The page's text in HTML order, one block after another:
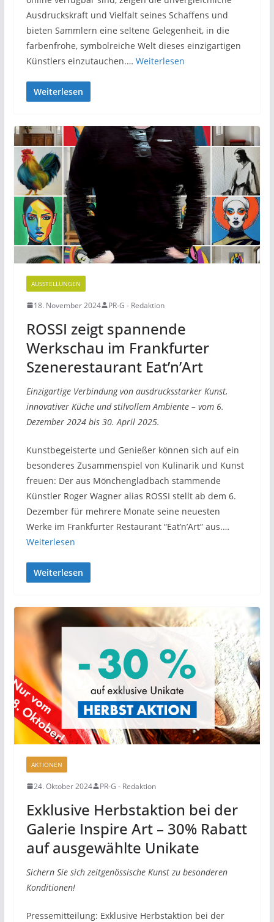
Ausdruckskraft und Vielfalt seines Schaffens und
bieten Sammlern eine seltene Gelegenheit, in die
farbenfrohe, symbolreiche Welt dieses einzigartigen
Künstlers einzutauchen.… Weiterlesen
Weiterlesen
AUSSTELLUNGEN
18. November 2024 PR-G - Redaktion
ROSSI zeigt spannende
Werkschau im Frankfurter
Szenerestaurant Eat’n’Art
Einzigartige Verbindung von ausdrucksstarker Kunst,
innovativer Küche und stilvollem Ambiente – vom 6.
Dezember 2024 bis 30. April 2025.
Kunstbegeisterte und Genießer können sich auf ein
besonderes Zusammenspiel von Kulinarik und Kunst
freuen: Der aus Mönchengladbach stammende
Künstler Roger Wagner alias ROSSI stellt ab dem 6.
Dezember für mehrere Monate seine neuesten
Werke im Frankfurter Restaurant “Eat’n’Art” aus.…
Weiterlesen
Weiterlesen
AKTIONEN
24. Oktober 2024 PR-G - Redaktion
Exklusive Herbstaktion bei der
Galerie Inspire Art – 30% Rabatt
auf ausgewählte Unikate
Sichern Sie sich zeitgenössische Kunst zu besonderen
Konditionen!
Pressemitteilung: Exklusive Herbstaktion bei der